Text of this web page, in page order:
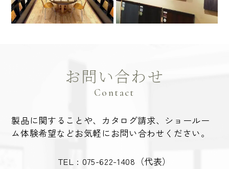
お問い合わせ
Contact
製品に関することや、カタログ請求、ショールー
ム体験希望などお気軽にお問い合わせください。
TEL : 075-622-1408 （代表）